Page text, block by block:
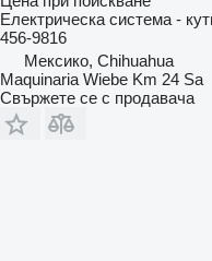
Електрическа система -
456-9816
Мексико, Chihuahua
Maquinaria Wiebe Km 24 Sa
Свържете се с продавача